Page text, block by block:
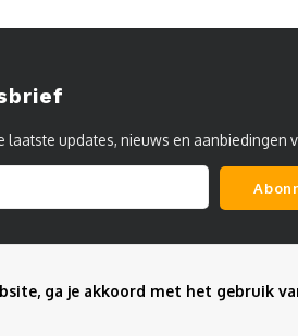
laatste updates, nieuws en aanbiedingen
ga je akkoord met het gebruik